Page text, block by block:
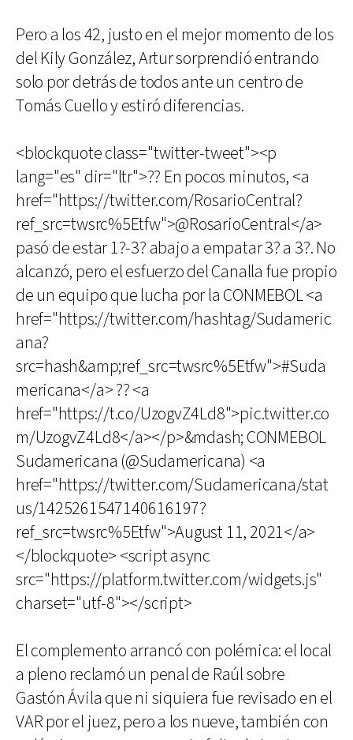
Pero a los 42, justo en el mejor momento de los
del Kily González, Artur sorprendió entrando
solo por detrás de todos ante un centro de
Tomás Cuello y estiró diferencias.
<blockquote class="twitter-tweet"><p
lang="es" dir="ltr">?? En pocos minutos, <a
href="https://twitter.com/RosarioCentral?
ref_src=twsrc%5Etfw">@RosarioCentral</a>
pasó de estar 1?-3? abajo a empatar 3? a 3?. No
alcanzó, pero el esfuerzo del Canalla fue propio
de un equipo que lucha por la CONMEBOL <a
href="https://twitter.com/hashtag/Sudameric
ana?
src=hash&amp;ref_src=twsrc%5Etfw">#Suda
mericana</a> ?? <a
href="https://t.co/UzogvZ4Ld8">pic.twitter.co
m/UzogvZ4Ld8</a></p>&mdash; CONMEBOL
Sudamericana (@Sudamericana) <a
href="https://twitter.com/Sudamericana/stat
us/1425261547140616197?
ref_src=twsrc%5Etfw">August 11, 2021</a>
</blockquote> <script async
src="https://platform.twitter.com/widgets.js"
charset="utf-8"></script>
El complemento arrancó con polémica: el local
a pleno reclamó un penal de Raúl sobre
Gastón Ávila que ni siquiera fue revisado en el
VAR por el juez, pero a los nueve, también con